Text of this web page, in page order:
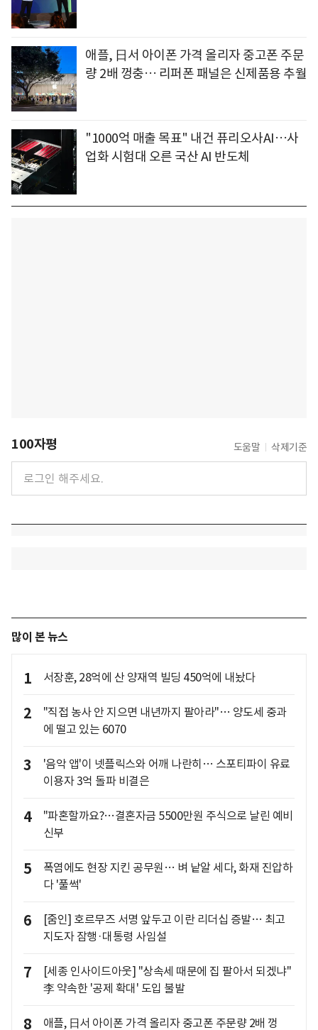
애플, 日서 아이폰 가격 올리자 중고폰 주문
량 2배 껑충… 리퍼폰 패널은 신제품용 추월
"1000억 매출 목표" 내건 퓨리오사AI…사
업화 시험대 오른 국산 AI 반도체
100자평 도움말 삭제기준
많이 본 뉴스
1 서장훈, 28억에 산 양재역 빌딩 450억에 내놨다
2
"직접 농사 안 지으면 내년까지 팔아라"… 양도세 중과
에 떨고 있는 6070
3
'음악 앱'이 넷플릭스와 어깨 나란히… 스포티파이 유료
이용자 3억 돌파 비결은
4
"파혼할까요?…결혼자금 5500만원 주식으로 날린 예비
신부
5
폭염에도 현장 지킨 공무원… 벼 낱알 세다, 화재 진압하
다 '풀썩'
6
[줌인] 호르무즈 서명 앞두고 이란 리더십 증발… 최고
지도자 잠행·대통령 사임설
7
[세종 인사이드아웃] "상속세 때문에 집 팔아서 되겠냐"
李 약속한 '공제 확대' 도입 불발
8 애플, 日서 아이폰 가격 올리자 중고폰 주문량 2배 껑